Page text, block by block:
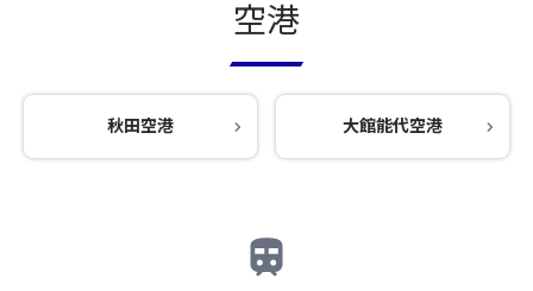
空港
秋田空港 大館能代空港